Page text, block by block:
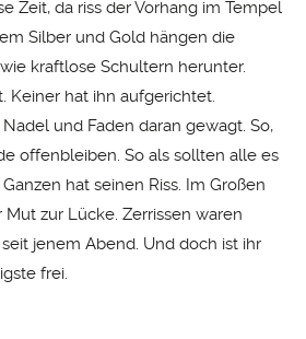
Zeit, da riss der Vorhang im Tempel
Silber und Gold hängen die
kraftlose Schultern herunter.
Keiner hat ihn aufgerichtet.
und Faden daran gewagt. So,
offenbleiben. So als sollten alle es
hat seinen Riss. Im Großen
zur Lücke. Zerrissen waren
jenem Abend. Und doch ist ihr
frei.